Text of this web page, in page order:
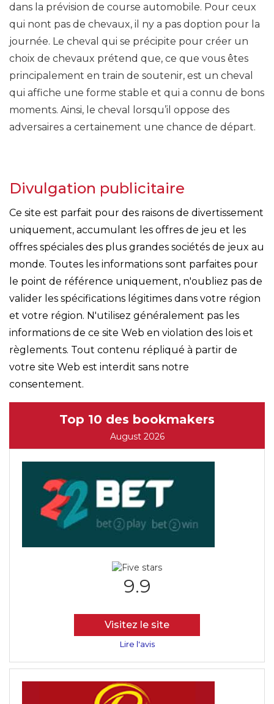
dans la prévision de course automobile. Pour ceux
qui nont pas de chevaux, il ny a pas doption pour la
journée. Le cheval qui se précipite pour créer un
choix de chevaux prétend que, ce que vous êtes
principalement en train de soutenir, est un cheval
qui affiche une forme stable et qui a connu de bons
moments. Ainsi, le cheval lorsqu’il oppose des
adversaires a certainement une chance de départ.
Divulgation publicitaire
Ce site est parfait pour des raisons de divertissement
uniquement, accumulant les offres de jeu et les
offres spéciales des plus grandes sociétés de jeux au
monde. Toutes les informations sont parfaites pour
le point de référence uniquement, n'oubliez pas de
valider les spécifications légitimes dans votre région
et votre région. N'utilisez généralement pas les
informations de ce site Web en violation des lois et
règlements. Tout contenu répliqué à partir de
votre site Web est interdit sans notre
consentement.
Top 10 des bookmakers
August 2026
9.9
Visitez le site
Lire l'avis